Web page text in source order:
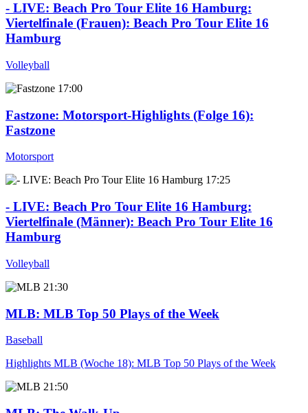
- LIVE: Beach Pro Tour Elite 16 Hamburg:
Viertelfinale (Frauen): Beach Pro Tour Elite 16
Hamburg
Volleyball
17:00
Fastzone: Motorsport-Highlights (Folge 16):
Fastzone
Motorsport
17:25
- LIVE: Beach Pro Tour Elite 16 Hamburg:
Viertelfinale (Männer): Beach Pro Tour Elite 16
Hamburg
Volleyball
21:30
MLB: MLB Top 50 Plays of the Week
Baseball
Highlights MLB (Woche 18): MLB Top 50 Plays of the Week
21:50